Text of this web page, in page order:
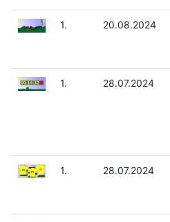
1. 20.08.2024
1. 28.07.2024
1. 28.07.2024